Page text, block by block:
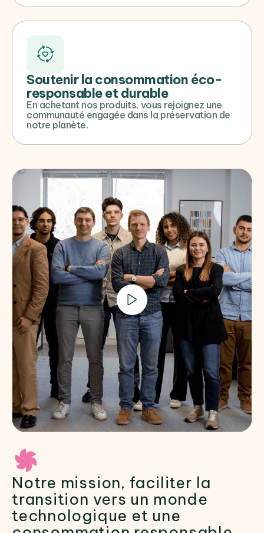
Soutenir la consommation éco-
responsable et durable
En achetant nos produits, vous rejoignez une
communauté engagée dans la préservation de
notre planète.
Notre mission, faciliter la
transition vers un monde
technologique et une